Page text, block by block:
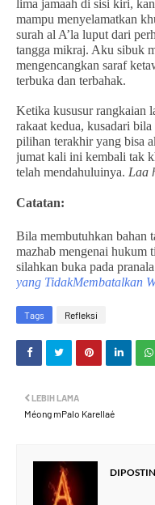
lima jamaah di sisi kiri,
mampu menyelamatkan
surah al A’la luput dari
tangga mikraj. Aku sibuk
mengencangkan saraf
terbuka dan terbahak.
Ketika kususur rangkaian
rakaat kedua, kusadari
pilihan terakhir yang bisa
jumat kali ini kembali tak
telah mendahuluinya. Laa
Catatan:
Bila membutuhkan bahan
mazhab mengenai hukum
silahkan buka pada
yang TidakMembatalkan
Tags Refleksi
LEBIH LAMA
Méong mPalo Karellaé